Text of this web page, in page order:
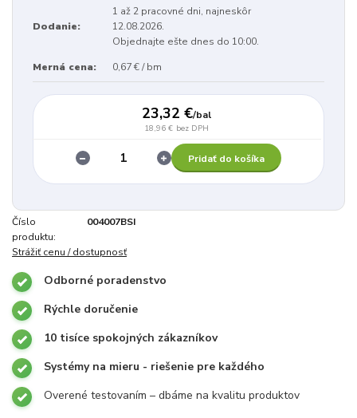
Dodanie:
1 až 2 pracovné dni, najneskôr
12.08.2026.
Objednajte ešte dnes do 10:00.
Merná cena: 0,67 € / bm
23,32 €/bal
18,96 € bez DPH
Pridať do košíka
Číslo
produktu:
004007BSI
Strážiť cenu / dostupnosť
Odborné poradenstvo
Rýchle doručenie
10 tisíce spokojných zákazníkov
Systémy na mieru - riešenie pre každého
Overené testovaním – dbáme na kvalitu produktov